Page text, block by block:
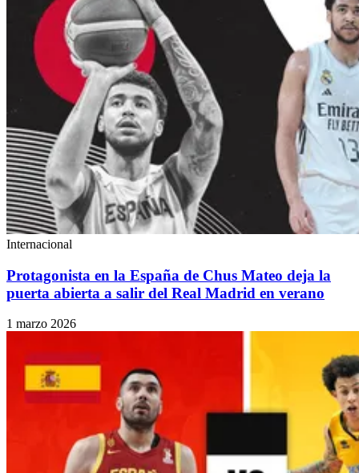
Internacional
Protagonista en la España de Chus Mateo deja la
puerta abierta a salir del Real Madrid en verano
1 marzo 2026